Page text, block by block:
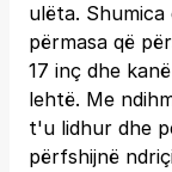
ulëta.
përmasa që
17 inç dhe
lehtë. Me
t'u lidhur dhe
përfshijnë